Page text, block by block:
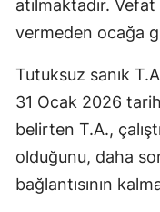
atılmaktadır.
vermeden ocağa
Tutuksuz sanık
31 Ocak 2026
belirten T.A.,
olduğunu, daha
bağlantısının